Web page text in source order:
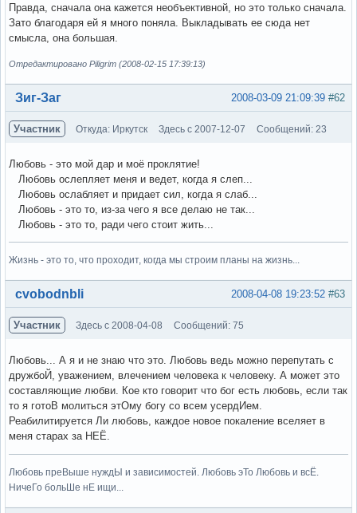
Правда, сначала она кажется необъективной, но это только сначала.
Зато благодаря ей я много поняла. Выкладывать ее сюда нет
смысла, она большая.
Отредактировано Piligrim (2008-02-15 17:39:13)
Вне форума #62
2008-03-09 21:09:39
Зиг-Заг
Участник Откуда: Иркутск Здесь с 2007-12-07 Сообщений: 23
Любовь - это мой дар и моё проклятие!
Любовь ослепляет меня и ведет, когда я слеп...
Любовь ослабляет и придает сил, когда я слаб...
Любовь - это то, из-за чего я все делаю не так...
Любовь - это то, ради чего стоит жить...
Жизнь - это то, что проходит, когда мы строим планы на жизнь...
Вне форума #63
2008-04-08 19:23:52
cvobodnbli
Участник Здесь с 2008-04-08 Сообщений: 75
Любовь... А я и не знаю что это. Любовь ведь можно перепутать с
дружбоЙ, уважением, влечением человека к человеку. А может это
составляющие любви. Кое кто говорит что бог есть любовь, если так
то я готоВ молиться этОму богу со всем усердИем.
Реабилитируется Ли любовь, каждое новое покаление вселяет в
меня старах за НЕЁ.
Любовь преВыше нуждЫ и зависимостей. Любовь эТо Любовь и всЁ.
НичеГо больШе нЕ ищи...